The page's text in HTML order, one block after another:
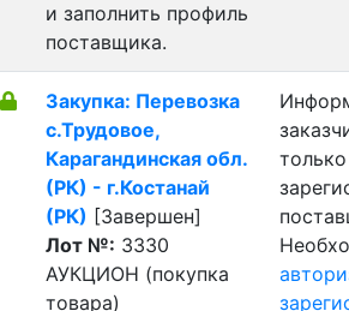
и заполнить профиль
поставщика.
Закупка: Перевозка
с.Трудовое,
Карагандинская обл.
(РК) - г.Костанай
(РК) [Завершен]
Лот №: 3330
АУКЦИОН (покупка
товара)
только